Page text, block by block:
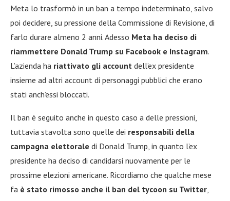
Meta lo trasformò in un ban a tempo indeterminato, salvo
poi decidere, su pressione della Commissione di Revisione, di
farlo durare almeno 2 anni. Adesso Meta ha deciso di
riammettere Donald Trump su Facebook e Instagram.
L’azienda ha riattivato gli account dell’ex presidente
insieme ad altri account di personaggi pubblici che erano
stati anch’essi bloccati.
Il ban è seguito anche in questo caso a delle pressioni,
tuttavia stavolta sono quelle dei responsabili della
campagna elettorale di Donald Trump, in quanto l’ex
presidente ha deciso di candidarsi nuovamente per le
prossime elezioni americane. Ricordiamo che qualche mese
fa è stato rimosso anche il ban del tycoon su Twitter,